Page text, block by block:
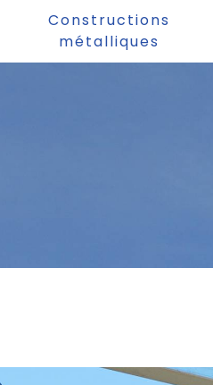
Constructions
métalliques